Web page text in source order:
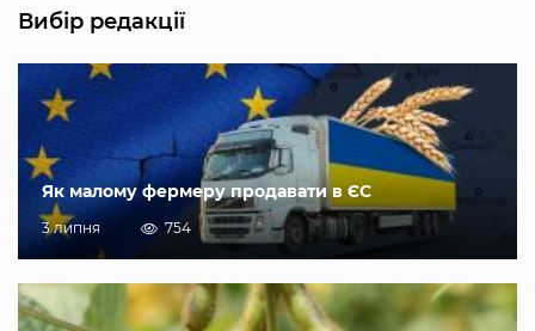
Вибір редакції
Як малому фермеру продавати в ЄС
3 липня 754